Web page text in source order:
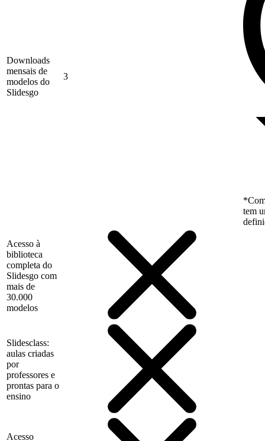
Downloads
mensais de
modelos do
Slidesgo
3
tem
Acesso à
biblioteca
completa do
Slidesgo com
mais de
30.000
modelos
Slidesclass:
aulas criadas
por
professores e
prontas para o
ensino
Acesso